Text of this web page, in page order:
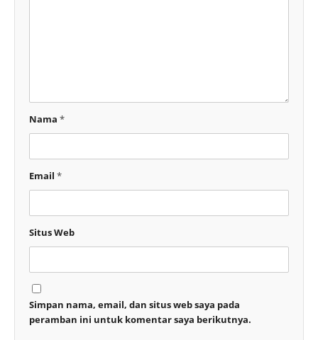
Nama *
Email *
Situs Web
Simpan nama, email, dan situs web saya pada
peramban ini untuk komentar saya berikutnya.